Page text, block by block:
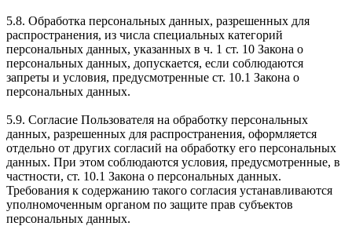
5.8. Обработка персональных данных, разрешенных для
распространения, из числа специальных категорий
персональных данных, указанных в ч. 1 ст. 10 Закона о
персональных данных, допускается, если соблюдаются
запреты и условия, предусмотренные ст. 10.1 Закона о
персональных данных.
5.9. Согласие Пользователя на обработку персональных
данных, разрешенных для распространения, оформляется
отдельно от других согласий на обработку его персональных
данных. При этом соблюдаются условия, предусмотренные, в
частности, ст. 10.1 Закона о персональных данных.
Требования к содержанию такого согласия устанавливаются
уполномоченным органом по защите прав субъектов
персональных данных.